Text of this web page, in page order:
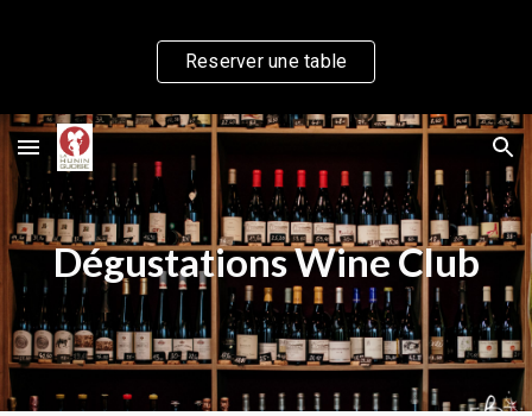
Skip to main content Skip to navigation
Reserver une table
Dégustations Wine Club